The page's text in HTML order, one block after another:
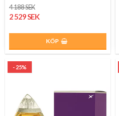
4 188 SEK
2 529 SEK
KÖP
- 25%